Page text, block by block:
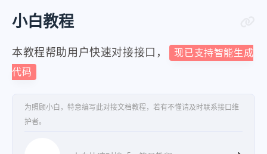
小白教程
本教程帮助用户快速对接接口，
现已支持智能生成
代码
为照顾小白，特意编写此对接文档教程，若有不懂请及时联系接口维
护者。